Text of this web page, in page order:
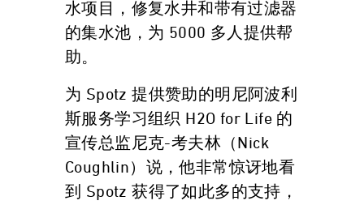
水项目，修复水井和带有过滤器
的集水池，为 5000 多人提供帮
助。
为 Spotz 提供赞助的明尼阿波利
斯服务学习组织 H2O for Life 的
宣传总监尼克-考夫林（Nick
Coughlin）说，他非常惊讶地看
到 Spotz 获得了如此多的支持，